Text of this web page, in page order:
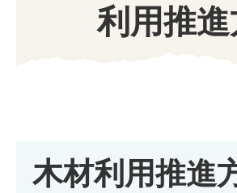
利用推
木材利用推進